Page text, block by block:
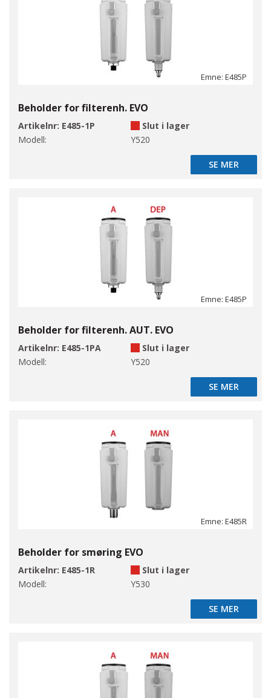
Emne: E485P
Beholder for filterenh. EVO
Artikelnr: E485-1P
Slut i lager
Modell:
Y520
SE MER
SE MER
Emne: E485P
Beholder for filterenh. AUT. EVO
Artikelnr: E485-1PA
Slut i lager
Modell:
Y520
SE MER
SE MER
Emne: E485R
Beholder for smøring EVO
Artikelnr: E485-1R
Slut i lager
Modell:
Y530
SE MER
SE MER